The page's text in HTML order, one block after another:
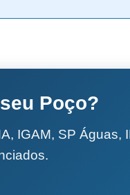
Poço?
IGAM, SP Águas,